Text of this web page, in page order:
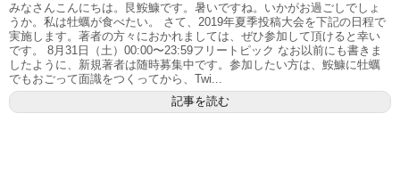
みなさんこんにちは。艮鮟鱇です。暑いですね。いかがお過ごしでしょ
うか。私は牡蠣が食べたい。 さて、2019年夏季投稿大会を下記の日程で
実施します。著者の方々におかれましては、ぜひ参加して頂けると幸い
です。 8月31日（土）00:00〜23:59フリートピック なお以前にも書きま
したように、新規著者は随時募集中です。参加したい方は、鮟鱇に牡蠣
でもおごって面識をつくってから、Twi...
記事を読む